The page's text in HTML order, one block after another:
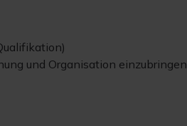
und Organisation einzubringen